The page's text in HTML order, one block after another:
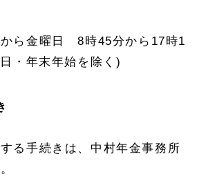
ら金曜日 8時45分から17時1
・年末年始を除く)
る手続きは、中村年金事務所